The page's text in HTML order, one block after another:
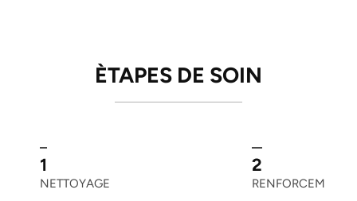
ÈTAPES DE SOIN
1
NETTOYAGE
2
RENFORCEMENT